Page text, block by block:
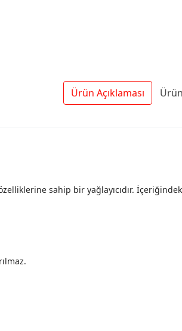
Ürün Açıklaması
özelliklerine sahip bir yağlayıcıdır.